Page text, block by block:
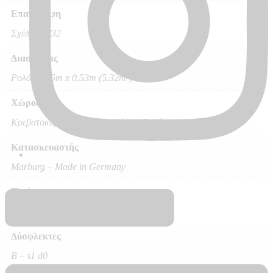
Επανάληψη
Σχέδιο 64/32
Διαστάσεις
Ρολό 10.05m x 0.53m (5.32m²)
Χώρος
Κρεβατοκάμαρα και άλλοι χώροι, Σαλόνι
Κατασκευαστής
Marburg – Made in Germany
Ποιότητα
Δύσφλεκτες
B – s1 d0